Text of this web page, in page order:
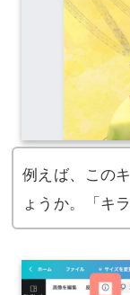
例えば、この
ょうか。「キ